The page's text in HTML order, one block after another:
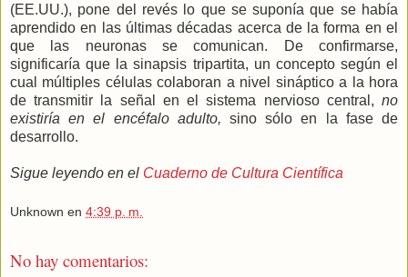
(EE.UU.), pone del revés lo que se suponía que se había
aprendido en las últimas décadas acerca de la forma en el
que las neuronas se comunican. De confirmarse,
significaría que la sinapsis tripartita, un concepto según el
cual múltiples células colaboran a nivel sináptico a la hora
de transmitir la señal en el sistema nervioso central, no
existiría en el encéfalo adulto, sino sólo en la fase de
desarrollo.
Sigue leyendo en el Cuaderno de Cultura Científica
Unknown en 4:39 p. m.
No hay comentarios: